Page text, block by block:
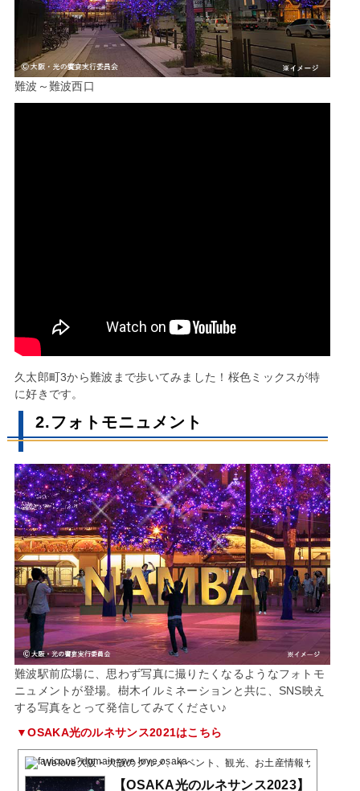
難波～難波西口
久太郎町3から難波まで歩いてみました！桜色ミックスが特
に好きです。
2.フォトモニュメント
難波駅前広場に、思わず写真に撮りたくなるようなフォトモ
ニュメントが登場。樹木イルミネーションと共に、SNS映え
する写真をとって発信してみてください♪
▼OSAKA光のルネサンス2021はこちら
Welove大阪・大阪のグルメ、イベント、観光、お土産情報サイト
【OSAKA光のルネサンス2023】